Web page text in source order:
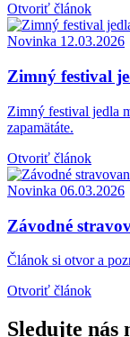
Otvoriť článok
Novinka 12.03.2026
Zimný festival
Zimný festival jedla
zapamätáte.
Otvoriť článok
Novinka 06.03.2026
Závodné
Článok si otvor a
Otvoriť článok
Sledujte nás